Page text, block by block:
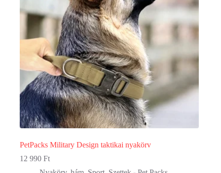
PetPacks Military Design taktikai nyakörv
12 990 Ft